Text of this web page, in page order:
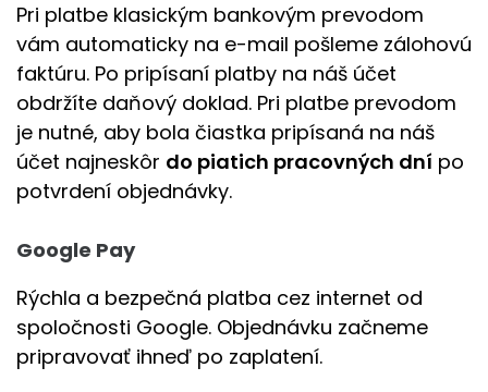
Pri platbe klasickým bankovým prevodom
vám automaticky na e-mail pošleme zálohovú
faktúru. Po pripísaní platby na náš účet
obdržíte daňový doklad. Pri platbe prevodom
je nutné, aby bola čiastka pripísaná na náš
účet najneskôr do piatich pracovných dní po
potvrdení objednávky.
Google Pay
Rýchla a bezpečná platba cez internet od
spoločnosti Google. Objednávku začneme
pripravovať ihneď po zaplatení.